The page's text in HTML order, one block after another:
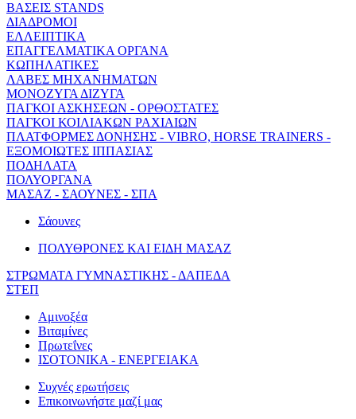
ΒΑΣΕΙΣ STANDS
ΔΙΑΔΡΟΜΟΙ
ΕΛΛΕΙΠΤΙΚΑ
ΕΠΑΓΓΕΛΜΑΤΙΚΑ ΟΡΓΑΝΑ
ΚΩΠΗΛΑΤΙΚΕΣ
ΛΑΒΕΣ ΜΗΧΑΝΗΜΑΤΩΝ
ΜΟΝΟΖΥΓΑ ΔΙΖΥΓΑ
ΠΑΓΚΟΙ ΑΣΚΗΣΕΩΝ - ΟΡΘΟΣΤΑΤΕΣ
ΠΑΓΚΟΙ ΚΟΙΛΙΑΚΩΝ ΡΑΧΙΑΙΩΝ
ΠΛΑΤΦΟΡΜΕΣ ΔΟΝΗΣΗΣ - VIBRO, HORSE TRAINERS -
ΕΞΟΜΟΙΩΤΕΣ ΙΠΠΑΣΙΑΣ
ΠΟΔΗΛΑΤΑ
ΠΟΛΥΟΡΓΑΝΑ
ΜΑΣΑΖ - ΣΑΟΥΝΕΣ - ΣΠΑ
Σάουνες
ΠΟΛΥΘΡΟΝΕΣ ΚΑΙ ΕΙΔΗ ΜΑΣΑΖ
ΣΤΡΩΜΑΤΑ ΓΥΜΝΑΣΤΙΚΗΣ - ΔΑΠΕΔΑ
ΣΤΕΠ
Αμινοξέα
Βιταμίνες
Πρωτεΐνες
ΙΣΟΤΟΝΙΚΑ - ΕΝΕΡΓΕΙΑΚΑ
Συχνές ερωτήσεις
Επικοινωνήστε μαζί μας